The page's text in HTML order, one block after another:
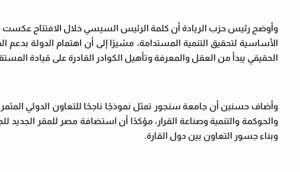
وأوضح رئيس حزب الريادة أن كلمة الرئيس السيسي خلال الافتتاح عكست
الأساسية لتحقيق التنمية المستدامة، مشيرًا إلى أن اهتمام الدولة
الحقيقي يبدأ من العقل والمعرفة وتأهيل الكوادر القادرة على قيادة
وأضاف حسنين أن جامعة سنجور تمثل نموذجًا ناجحًا للتعاون الدولي
والحوكمة والتنمية وصناعة القرار، مؤكدًا أن استضافة مصر للمقر الجديد
وبناء جسور التعاون بين دول القارة.